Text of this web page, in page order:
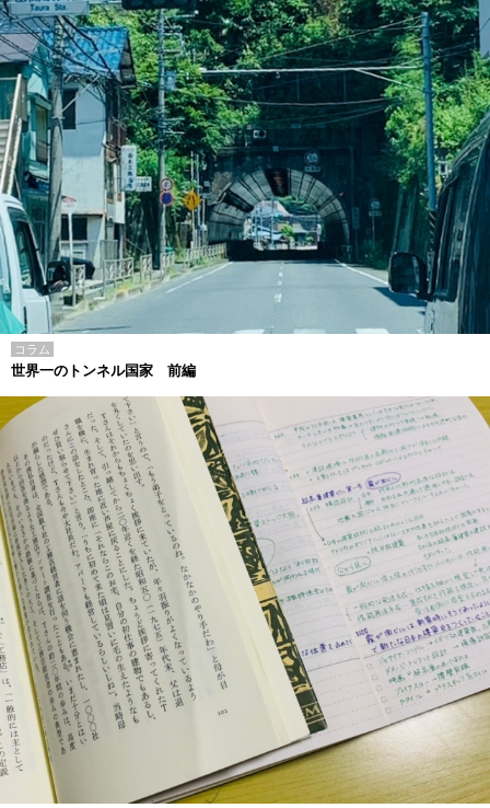
コラム
世界一のトンネル国家 前編